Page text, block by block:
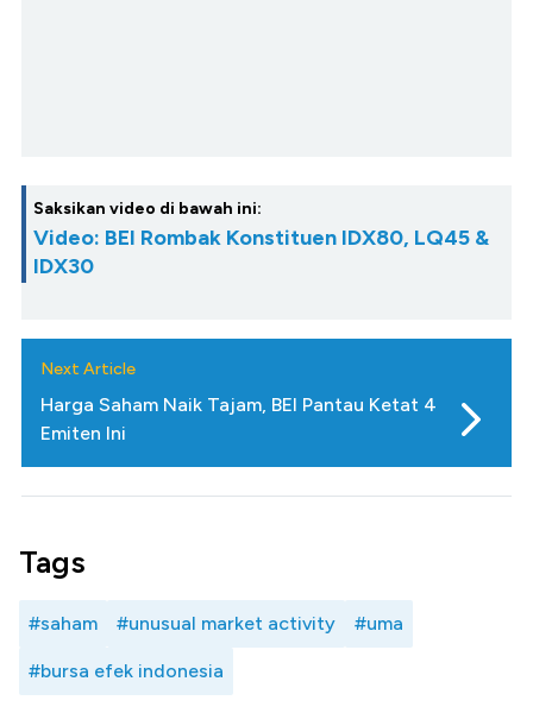
Saksikan video di bawah ini:
Video: BEI Rombak Konstituen IDX80, LQ45 &
IDX30
Next Article
Harga Saham Naik Tajam, BEI Pantau Ketat 4
Emiten Ini
Tags
#saham #unusual market activity #uma
#bursa efek indonesia